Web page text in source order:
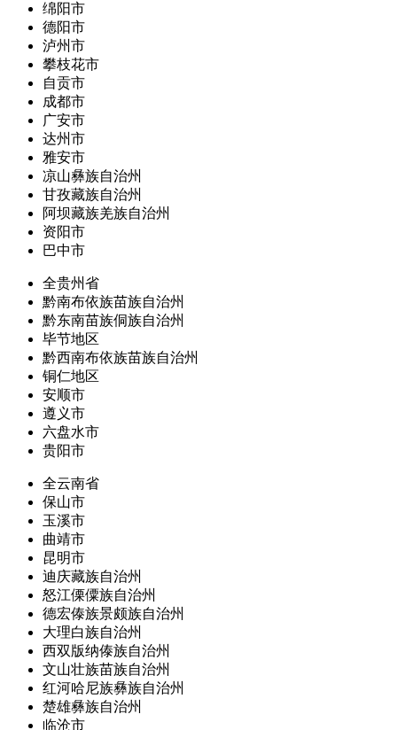
绵阳市
德阳市
泸州市
攀枝花市
自贡市
成都市
广安市
达州市
雅安市
凉山彝族自治州
甘孜藏族自治州
阿坝藏族羌族自治州
资阳市
巴中市
全贵州省
黔南布依族苗族自治州
黔东南苗族侗族自治州
毕节地区
黔西南布依族苗族自治州
铜仁地区
安顺市
遵义市
六盘水市
贵阳市
全云南省
保山市
玉溪市
曲靖市
昆明市
迪庆藏族自治州
怒江傈僳族自治州
德宏傣族景颇族自治州
大理白族自治州
西双版纳傣族自治州
文山壮族苗族自治州
红河哈尼族彝族自治州
楚雄彝族自治州
临沧市